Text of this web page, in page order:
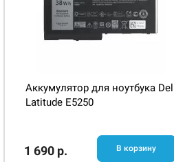
Аккумулятор для ноутбука Dell
Latitude E5250
1 690 р. В корзину